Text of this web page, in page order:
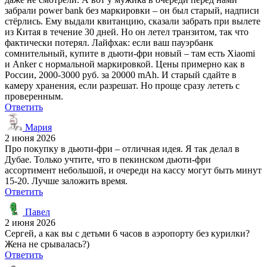
забрали power bank без маркировки – он был старый, надписи
стёрлись. Ему выдали квитанцию, сказали забрать при вылете
из Китая в течение 30 дней. Но он летел транзитом, так что
фактически потерял. Лайфхак: если ваш пауэрбанк
сомнительный, купите в дьюти-фри новый – там есть Xiaomi
и Anker с нормальной маркировкой. Цены примерно как в
России, 2000-3000 руб. за 20000 mAh. И старый сдайте в
камеру хранения, если разрешат. Но проще сразу лететь с
проверенным.
Ответить
Мария
2 июня 2026
Про покупку в дьюти-фри – отличная идея. Я так делал в
Дубае. Только учтите, что в пекинском дьюти-фри
ассортимент небольшой, и очереди на кассу могут быть минут
15-20. Лучше заложить время.
Ответить
Павел
2 июня 2026
Сергей, а как вы с детьми 6 часов в аэропорту без курилки?
Жена не срывалась?)
Ответить